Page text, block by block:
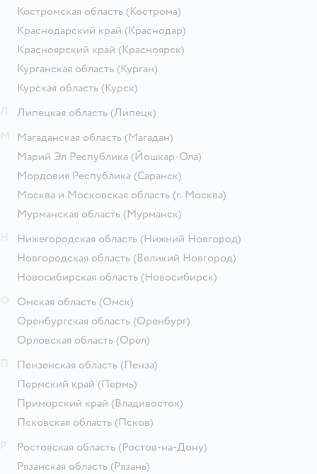
Костромская область (Кострома)
Краснодарский край (Краснодар)
Красноярский край (Красноярск)
Курганская область (Курган)
Курская область (Курск)
Липецкая область (Липецк)
Магаданская область (Магадан)
Марий Эл Республика (Йошкар-Ола)
Мордовия Республика (Саранск)
Москва и Московская область (г. Москва)
Мурманская область (Мурманск)
Нижегородская область (Нижний Новгород)
Новгородская область (Великий Новгород)
Новосибирская область (Новосибирск)
Омская область (Омск)
Оренбургская область (Оренбург)
Орловская область (Орёл)
Пензенская область (Пенза)
Пермский край (Пермь)
Приморский край (Владивосток)
Псковская область (Псков)
Ростовская область (Ростов-на-Дону)
Рязанская область (Рязань)